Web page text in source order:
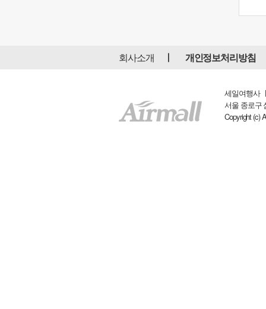
회사소개 개인정보처리방침
세일여행사
서울 종로구
Copyright (c)